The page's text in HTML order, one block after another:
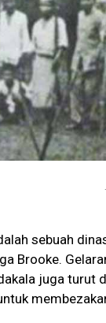
sebuah
Brooke.
juga turut